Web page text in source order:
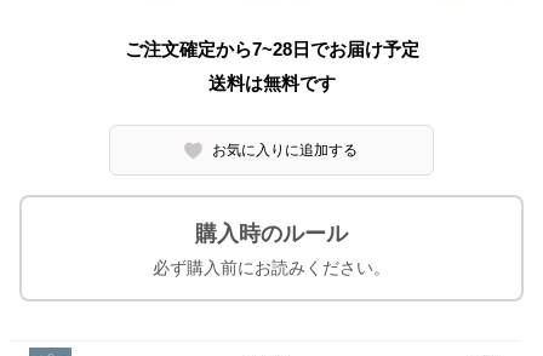
ご注文確定から7~28日でお届け予定
送料は無料です
お気に入りに追加する
購入時のルール
必ず購入前にお読みください。